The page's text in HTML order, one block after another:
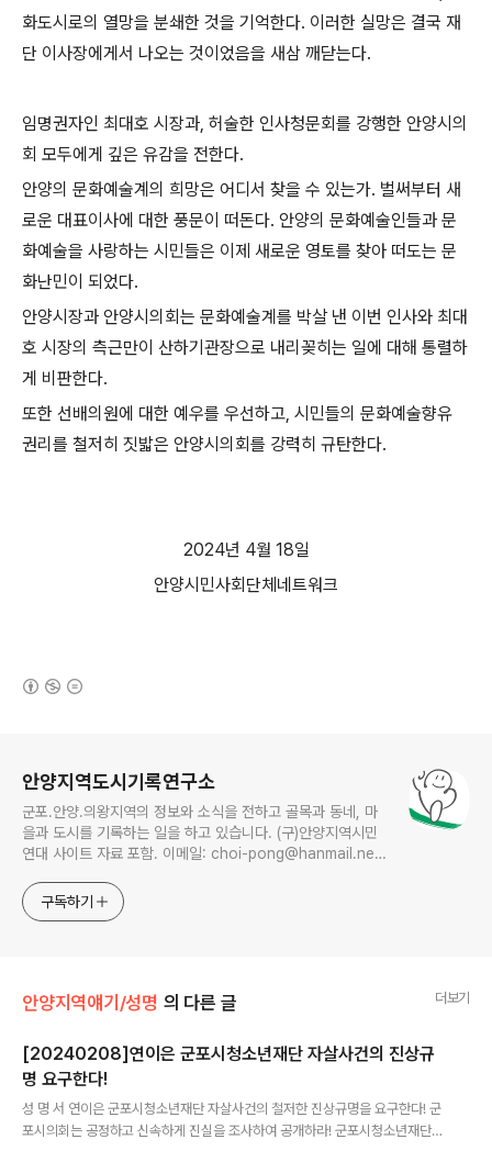
화도시로의 열망을 분쇄한 것을 기억한다. 이러한 실망은 결국 재
단 이사장에게서 나오는 것이었음을 새삼 깨닫는다.
임명권자인 최대호 시장과, 허술한 인사청문회를 강행한 안양시의
회 모두에게 깊은 유감을 전한다.
안양의 문화예술계의 희망은 어디서 찾을 수 있는가. 벌써부터 새
로운 대표이사에 대한 풍문이 떠돈다. 안양의 문화예술인들과 문
화예술을 사랑하는 시민들은 이제 새로운 영토를 찾아 떠도는 문
화난민이 되었다.
안양시장과 안양시의회는 문화예술계를 박살 낸 이번 인사와 최대
호 시장의 측근만이 산하기관장으로 내리꽂히는 일에 대해 통렬하
게 비판한다.
또한 선배의원에 대한 예우를 우선하고, 시민들의 문화예술향유
권리를 철저히 짓밟은 안양시의회를 강력히 규탄한다.
2024년 4월 18일
안양시민사회단체네트워크
안양지역도시기록연구소
군포.안양.의왕지역의 정보와 소식을 전하고 골목과 동네, 마
을과 도시를 기록하는 일을 하고 있습니다. (구)안양지역시민
연대 사이트 자료 포함. 이메일: choi-pong@hanmail.net
구독하기
안양지역얘기/성명 의 다른 글 더보기
[20240208]연이은 군포시청소년재단 자살사건의 진상규
명 요구한다!
성 명 서 연이은 군포시청소년재단 자살사건의 철저한 진상규명을 요구한다! 군
포시의회는 공정하고 신속하게 진실을 조사하여 공개하라! 군포시청소년재단